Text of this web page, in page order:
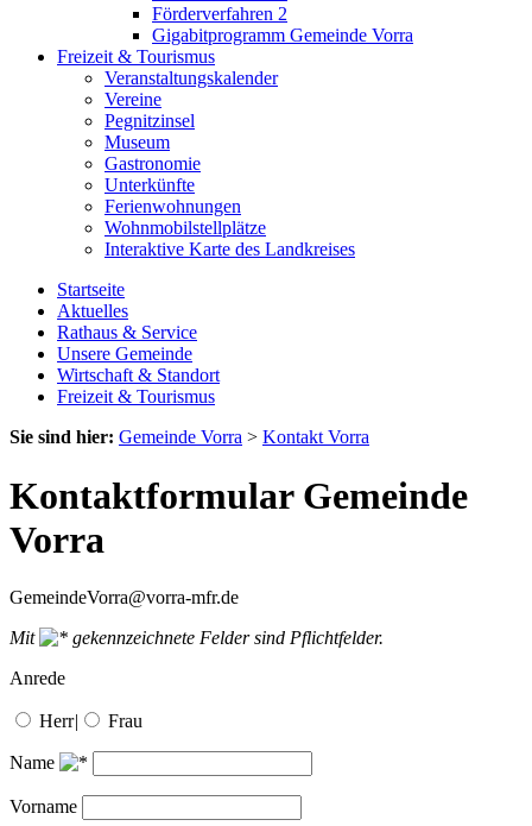
Förderverfahren 2
Gigabitprogramm Gemeinde Vorra
Freizeit & Tourismus
Veranstaltungskalender
Vereine
Pegnitzinsel
Museum
Gastronomie
Unterkünfte
Ferienwohnungen
Wohnmobilstellplätze
Interaktive Karte des Landkreises
Startseite
Aktuelles
Rathaus & Service
Unsere Gemeinde
Wirtschaft & Standort
Freizeit & Tourismus
Sie sind hier: Gemeinde Vorra > Kontakt Vorra
Kontaktformular Gemeinde
Vorra
GemeindeVorra@vorra-mfr.de
Mit
gekennzeichnete Felder sind Pflichtfelder.
Anrede
Herr| Frau
Name
Vorname